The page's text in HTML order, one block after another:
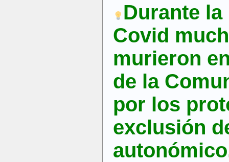
Durante
Covid
murieron
de la
por los
exclusión